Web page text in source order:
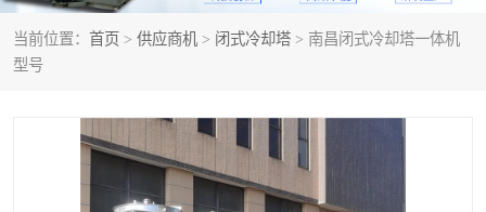
当前位置： 首页 > 供应商机 > 闭式冷却塔 > 南昌闭式冷却塔一体机
型号
板式换热器